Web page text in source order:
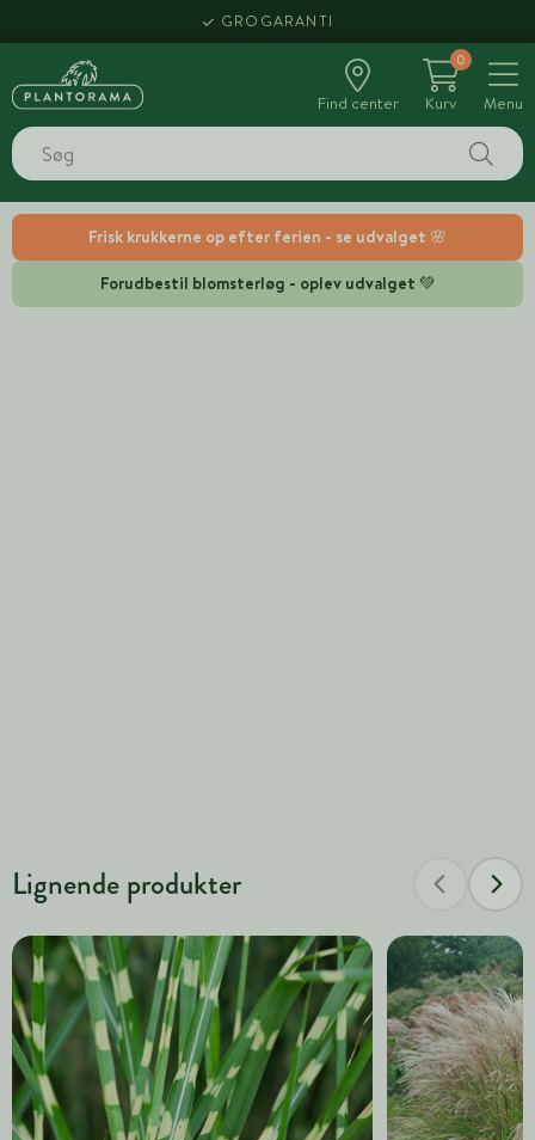
Frisk krukkerne op efter ferien - se udvalget 🌸
Forudbestil blomsterløg - oplev udvalget 💚
GROGARANTI
Find center
0
Kurv
Menu
Lignende produkter